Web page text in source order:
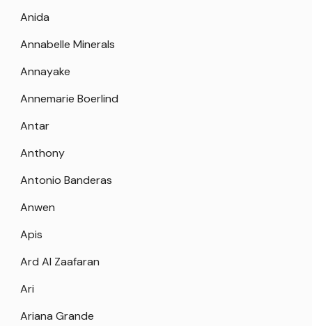
Anida
Annabelle Minerals
Annayake
Annemarie Boerlind
Antar
Anthony
Antonio Banderas
Anwen
Apis
Ard Al Zaafaran
Ari
Ariana Grande